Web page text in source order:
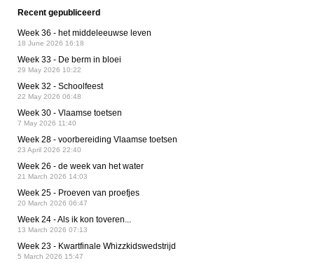
Recent gepubliceerd
Week 36 - het middeleeuwse leven
18 June 2026 16:18
Week 33 - De berm in bloei
29 May 2026 10:22
Week 32 - Schoolfeest
22 May 2026 06:48
Week 30 - Vlaamse toetsen
7 May 2026 11:40
Week 28 - voorbereiding Vlaamse toetsen
23 April 2026 22:40
Week 26 - de week van het water
21 March 2026 14:03
Week 25 - Proeven van proefjes
20 March 2026 06:47
Week 24 - Als ik kon toveren...
13 March 2026 07:13
Week 23 - Kwartfinale Whizzkidswedstrijd
5 March 2026 15:47